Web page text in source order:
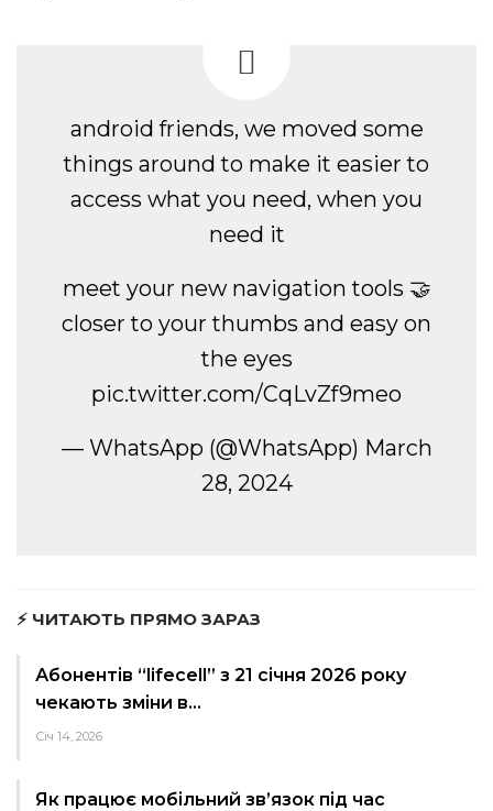
android friends, we moved some
things around to make it easier to
access what you need, when you
need it
meet your new navigation tools 🤝
closer to your thumbs and easy on
the eyes
pic.twitter.com/CqLvZf9meo
— WhatsApp (@WhatsApp) March
28, 2024
⚡ ЧИТАЮТЬ ПРЯМО ЗАРАЗ
Абонентів “lifecell” з 21 січня 2026 року
чекають зміни в…
Січ 14, 2026
Як працює мобільний зв’язок під час